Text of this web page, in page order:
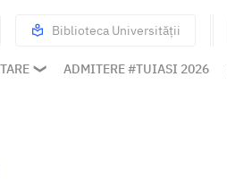
Biblioteca Universității
ADMITERE #TUIASI 2026